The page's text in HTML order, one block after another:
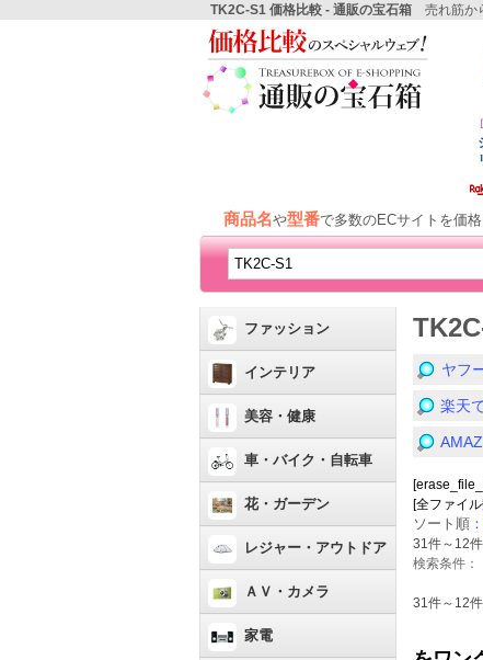
TK2C-S1 価格比較 - 通販の宝石箱 売れ筋か
商品名や型番で多数のECサイトを価
ファッション
インテリア
美容・健康
車・バイク・自転車
花・ガーデン
レジャー・アウトドア
ＡＶ・カメラ
家電
ヤフ
楽天
[全ファイ
ソート順：
31件～12
検索条件：
31件～12